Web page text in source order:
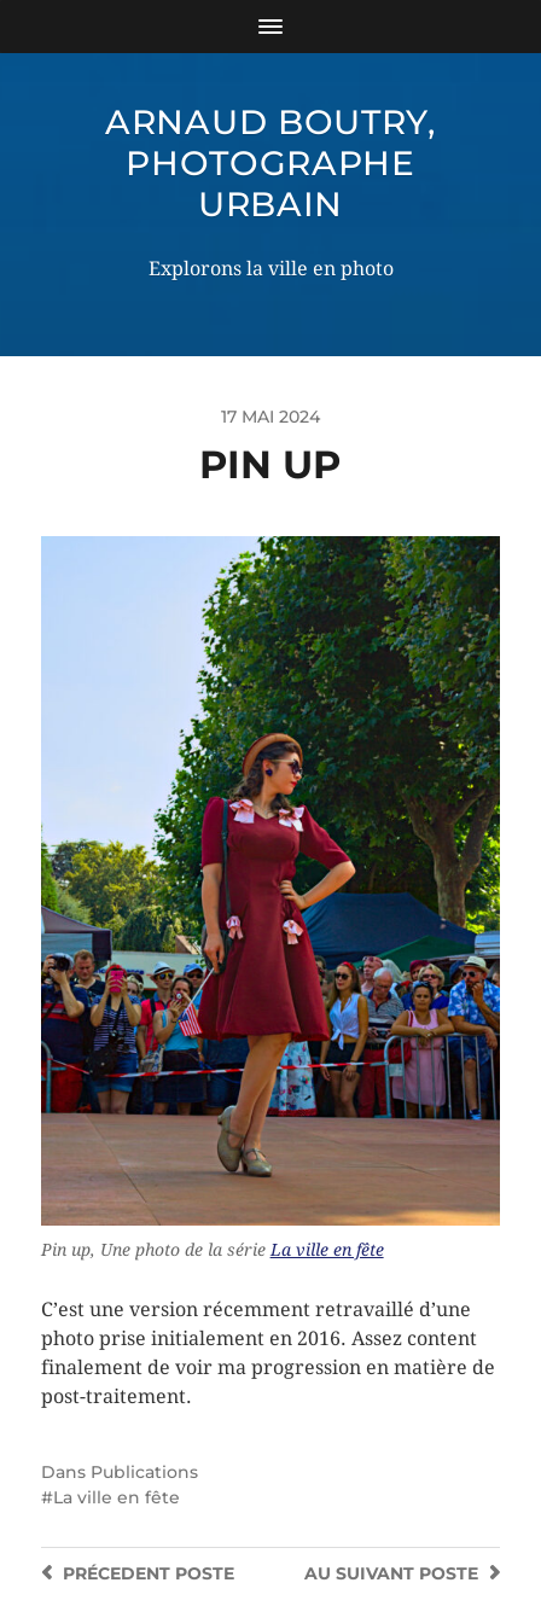
ARNAUD BOUTRY,
PHOTOGRAPHE
URBAIN
Explorons la ville en photo
17 MAI 2024
PIN UP
Pin up, Une photo de la sérieLa ville en fête
C’est une version récemment retravaillé d’une
photo prise initialement en 2016. Assez content
finalement de voir ma progression en matière de
post-traitement.
Dans Publications
La ville en fête
AU SUIVANT POSTE
PRÉCEDENTPOSTE